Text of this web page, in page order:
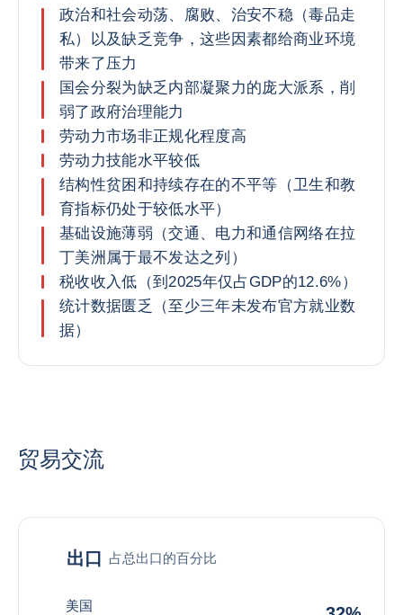
政治和社会动荡、腐败、治安不稳（毒品走
私）以及缺乏竞争，这些因素都给商业环境
带来了压力
国会分裂为缺乏内部凝聚力的庞大派系，削
弱了政府治理能力
劳动力市场非正规化程度高
劳动力技能水平较低
结构性贫困和持续存在的不平等（卫生和教
育指标仍处于较低水平）
基础设施薄弱（交通、电力和通信网络在拉
丁美洲属于最不发达之列）
税收收入低（到2025年仅占GDP的12.6%）
统计数据匮乏（至少三年未发布官方就业数
据）
贸易交流
出口 占总出口的百分比
美国